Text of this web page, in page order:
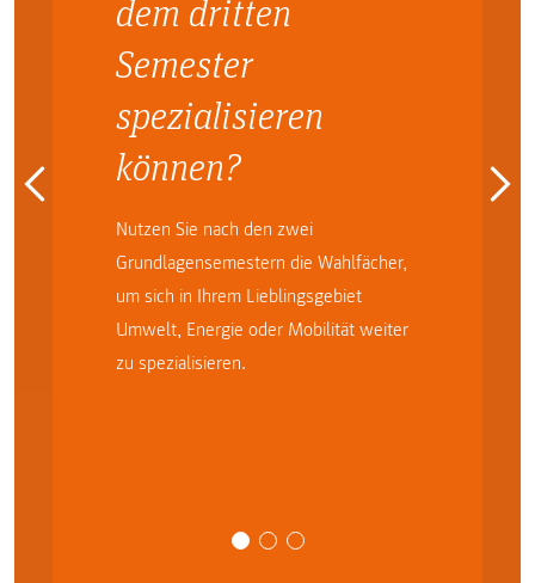
dem dritten
Semester
spezialisieren
können?
Nutzen Sie nach den zwei
Grundlagensemestern die Wahlfächer,
um sich in Ihrem Lieblingsgebiet
Umwelt, Energie oder Mobilität weiter
zu spezialisieren.